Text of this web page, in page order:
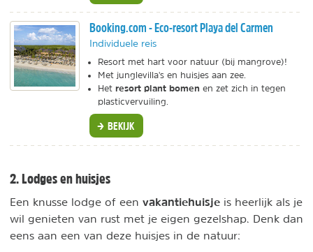
Booking.com - Eco-resort Playa del Carmen
Individuele reis
Resort met hart voor natuur (bij mangrove)!
Met junglevilla's en huisjes aan zee.
Het resort plant bomen en zet zich in tegen
plasticvervuiling.
BEKIJK
2. Lodges en huisjes
Een knusse lodge of een vakantiehuisje is heerlijk als je
wil genieten van rust met je eigen gezelshap. Denk dan
eens aan een van deze huisjes in de natuur: